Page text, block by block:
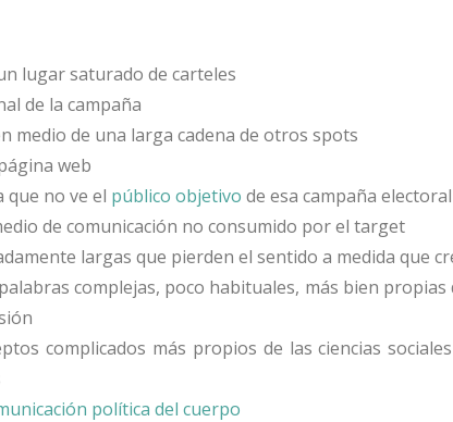
lugar saturado de carteles
de la campaña
medio de una larga cadena de otros spots
web
no ve el público objetivo de esa campaña electoral
de comunicación no consumido por el target
largas que pierden el sentido a medida que
complejas, poco habituales, más bien propias
complicados más propios de las ciencias
política del cuerpo